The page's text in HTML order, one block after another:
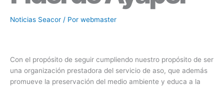
Noticias Seacor / Por webmaster
Con el propósito de seguir cumpliendo nuestro propósito de ser
una organización prestadora del servicio de aso, que además
promueve la preservación del medio ambiente y educa a la